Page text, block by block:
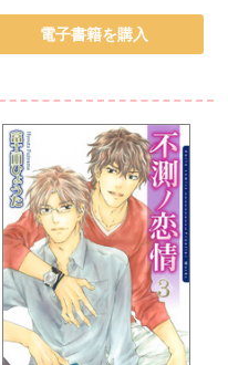
電子書籍を購入